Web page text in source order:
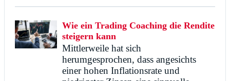
Wie ein Trading Coaching die Rendite
steigern kann
Mittlerweile hat sich
herumgesprochen, dass angesichts
einer hohen Inflationsrate und